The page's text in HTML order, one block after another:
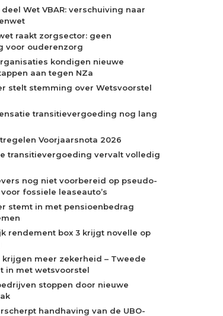
Wet VBAR: verschuiving naar
raakt zorgsector: geen
voor ouderenzorg
kondigen nieuwe
aan tegen NZa
stelt stemming over Wetsvoorstel
transitievergoeding nog lang
Voorjaarsnota 2026
transitievergoeding vervalt volledig
nog niet voorbereid op pseudo-
fossiele leaseauto’s
stemt in met pensioenbedrag
rendement box 3 krijgt novelle op
krijgen meer zekerheid – Tweede
in met wetsvoorstel
stoppen door nieuwe
handhaving van de UBO-